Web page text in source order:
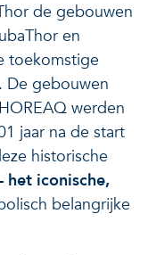
de gebouwen
en
toekomstige
De gebouwen
werden
jaar na de start
historische
het iconische,
belangrijke